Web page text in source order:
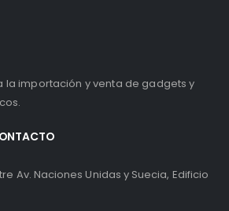
la importación y venta de gadgets y
Av. Naciones Unidas y Suecia, Edificio